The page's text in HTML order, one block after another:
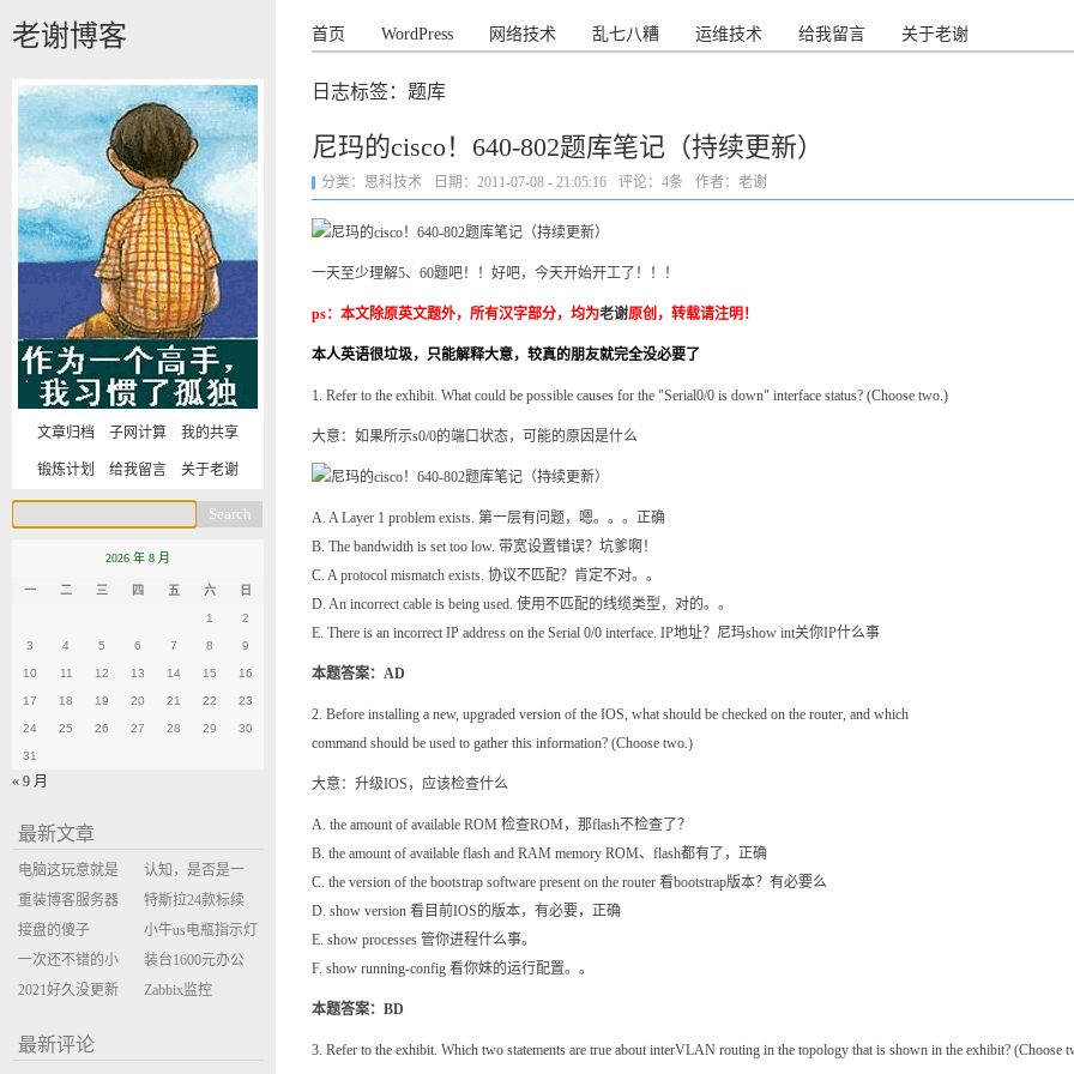
老谢博客 首页 WordPress 网络技术 乱七八糟 运维技术 给我留言 关于老谢
日志标签：题库
尼玛的cisco！640-802题库笔记（持续更新）
分类： 思科技术 日期：2011-07-08 - 21:05:16 评论： 4条 作者：老谢
一天至少理解5、60题吧！！好吧，今天开始开工了！！！
ps：本文除原英文题外，所有汉字部分，均为老谢原创，转载请注明！
本人英语很垃圾，只能解释大意，较真的朋友就完全没必要了
1. Refer to the exhibit. What could be possible causes for the "Serial0/0 is down" interface status? (Choose two.)
大意：如果所示s0/0的端口状态，可能的原因是什么
A. A Layer 1 problem exists. 第一层有问题，嗯。。。正确
B. The bandwidth is set too low. 带宽设置错误？坑爹啊！
C. A protocol mismatch exists. 协议不匹配？肯定不对。。
D. An incorrect cable is being used. 使用不匹配的线缆类型，对的。。
E. There is an incorrect IP address on the Serial 0/0 interface. IP地址？尼玛show int关你IP什么事
本题答案：AD
2. Before installing a new, upgraded version of the IOS, what should be checked on the router, and which
command should be used to gather this information? (Choose two.)
大意：升级IOS，应该检查什么
A. the amount of available ROM 检查ROM，那flash不检查了？
B. the amount of available flash and RAM memory ROM、flash都有了，正确
C. the version of the bootstrap software present on the router 看bootstrap版本？有必要么
D. show version 看目前IOS的版本，有必要，正确
E. show processes 管你进程什么事。
F. show running-config 看你妹的运行配置。。
本题答案：BD
3. Refer to the exhibit. Which two statements are true about interVLAN routing in the topology that is shown in the exhibit? (Choose
文章归档 子网计算 我的共享
锻炼计划 给我留言 关于老谢
2026 年 8 月
一 二 三 四 五 六 日
1 2
3 4 5 6 7 8 9
10 11 12 13 14 15 16
17 18 19 20 21 22 23
24 25 26 27 28 29 30
31
« 9 月
最新文章
电脑这玩意就是
缝缝补补的事
认知，是否是一
座大山？当架构
决策变成配置清
单比价
重装博客服务器
环境
特斯拉24款标续
Model Y 2万公里
使用体验
接盘的傻子
小牛us电瓶指示灯
闪三次不上电
一次还不错的小
米售后体验
装台1600元办公
主机
2021好久没更新
Zabbix监控
最新评论